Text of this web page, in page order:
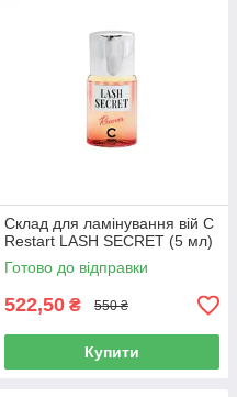
Склад для ламінування вій C
Restart LASH SECRET (5 мл)
Готово до відправки
522,50 ₴ 550 ₴
Купити